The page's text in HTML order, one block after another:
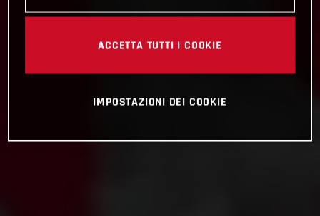
ACCETTA TUTTI I COOKIE
IMPOSTAZIONI DEI COOKIE